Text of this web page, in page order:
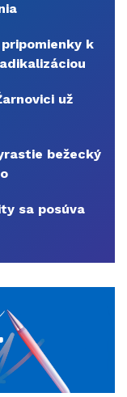
k
už
bežecký
sa posúva